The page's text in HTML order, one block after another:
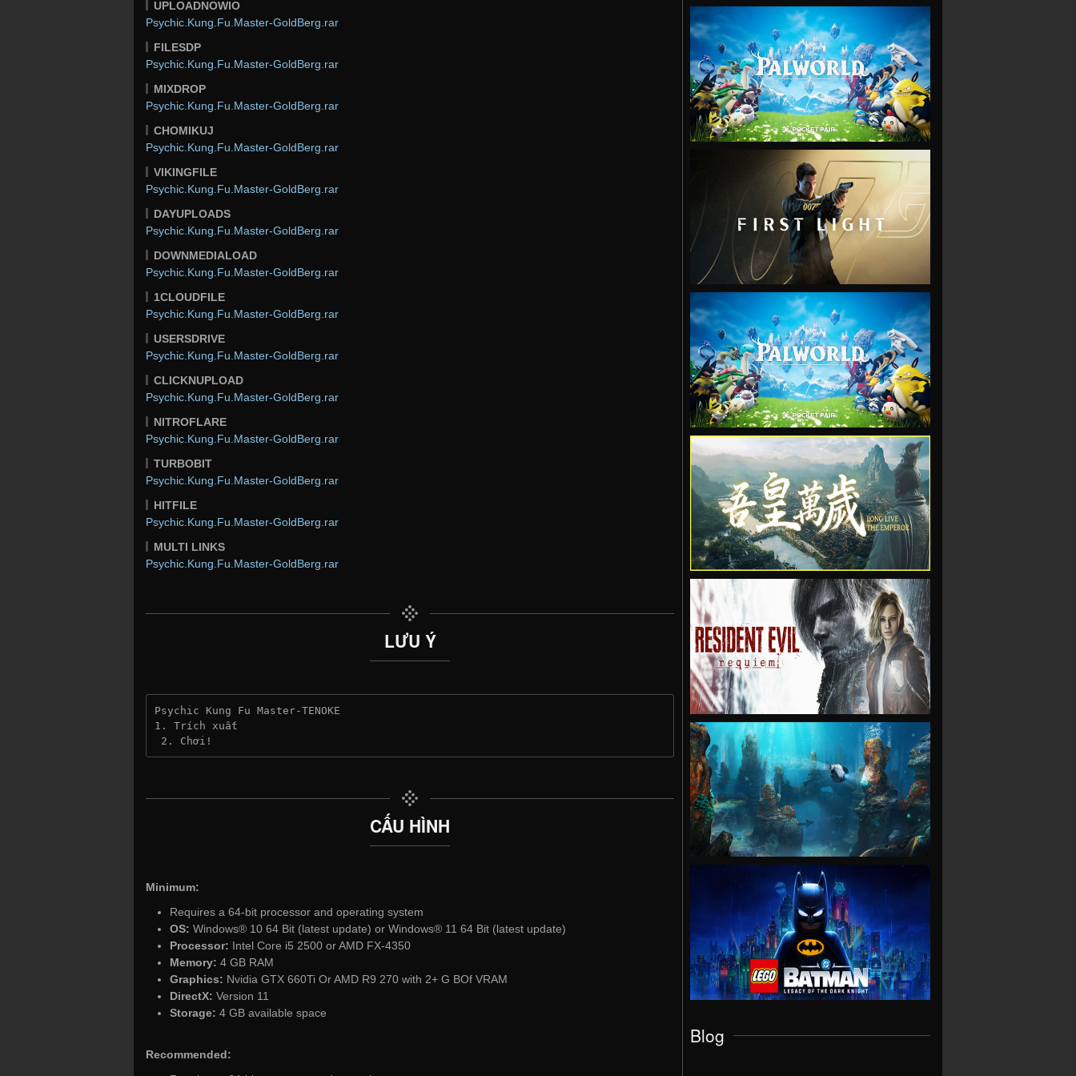
UPLOADNOWIO
Psychic.Kung.Fu.Master-GoldBerg.rar
FILESDP
Psychic.Kung.Fu.Master-GoldBerg.rar
MIXDROP
Psychic.Kung.Fu.Master-GoldBerg.rar
CHOMIKUJ
Psychic.Kung.Fu.Master-GoldBerg.rar
VIKINGFILE
Psychic.Kung.Fu.Master-GoldBerg.rar
DAYUPLOADS
Psychic.Kung.Fu.Master-GoldBerg.rar
DOWNMEDIALOAD
Psychic.Kung.Fu.Master-GoldBerg.rar
1CLOUDFILE
Psychic.Kung.Fu.Master-GoldBerg.rar
USERSDRIVE
Psychic.Kung.Fu.Master-GoldBerg.rar
CLICKNUPLOAD
Psychic.Kung.Fu.Master-GoldBerg.rar
NITROFLARE
Psychic.Kung.Fu.Master-GoldBerg.rar
TURBOBIT
Psychic.Kung.Fu.Master-GoldBerg.rar
HITFILE
Psychic.Kung.Fu.Master-GoldBerg.rar
MULTI LINKS
Psychic.Kung.Fu.Master-GoldBerg.rar
LƯU Ý
Psychic Kung Fu Master-TENOKE
1. Trích xuất
2. Chơi!
CẤU HÌNH
Minimum:
Requires a 64-bit processor and operating system
OS: Windows® 10 64 Bit (latest update) or Windows® 11 64 Bit (latest update)
Processor: Intel Core i5 2500 or AMD FX-4350
Memory: 4 GB RAM
Graphics: Nvidia GTX 660Ti Or AMD R9 270 with 2+ G BOf VRAM
DirectX: Version 11
Storage: 4 GB available space
Recommended:
VIEW
VIEW
VIEW
VIEW
VIEW
VIEW
VIEW
Blog